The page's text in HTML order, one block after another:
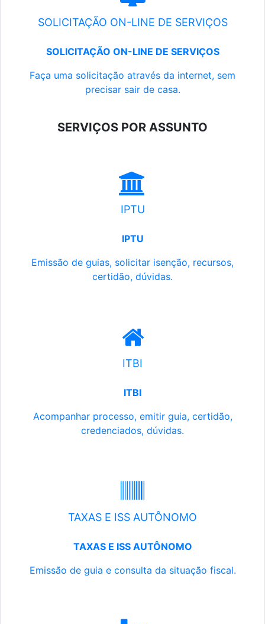
SOLICITAÇÃO ON-LINE DE SERVIÇOS
SOLICITAÇÃO ON-LINE DE SERVIÇOS
Faça uma solicitação através da internet, sem
precisar sair de casa.
SERVIÇOS POR ASSUNTO
IPTU
IPTU
Emissão de guias, solicitar isenção, recursos,
certidão, dúvidas.
ITBI
ITBI
Acompanhar processo, emitir guia, certidão,
credenciados, dúvidas.
TAXAS E ISS AUTÔNOMO
TAXAS E ISS AUTÔNOMO
Emissão de guia e consulta da situação fiscal.